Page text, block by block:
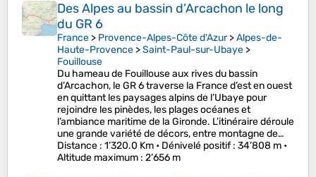
Des Alpes au bassin d’Arcachon le long
du GR 6
France > Provence-Alpes-Côte d'Azur>Alpes-de-
Haute-Provence >Saint-Paul-sur-Ubaye >
Fouillouse
Du hameau de Fouillouse aux rives du bassin
d’Arcachon, le GR 6 traverse la France d’est en ouest
en quittant les paysages alpins de l’Ubaye pour
rejoindre les pinèdes, les plages océanes et
l’ambiance maritime de la Gironde. L’itinéraire déroule
une grande variété de décors, entre montagne de…
Distance : 1’320.0 Km • Dénivelé positif: 34’808 m •
Altitude maximum : 2’656 m